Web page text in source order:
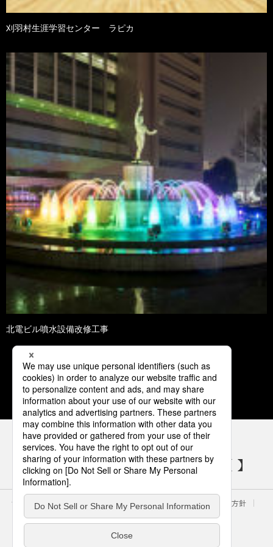
刈羽村生涯学習センター ラピカ
北電ビル噴水設備改修工事
1 2 3 4 5
パナソニックの電気設備 SNSアカウント
サイトのご利用にあたって クッキーポリシー
個人情報保護方針
パナソニック ホールディングス
Area/Country